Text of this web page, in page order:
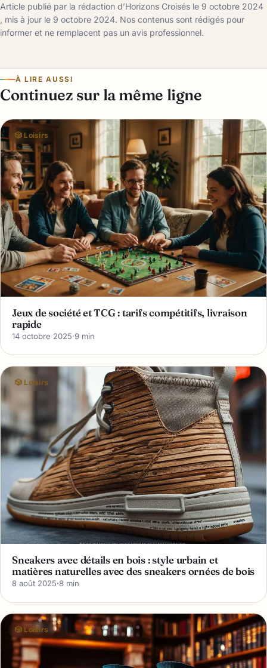
Article publié par la rédaction d’Horizons Croisés le 9 octobre 2024
, mis à jour le 9 octobre 2024. Nos contenus sont rédigés pour
informer et ne remplacent pas un avis professionnel.
À LIRE AUSSI
Continuez sur la même ligne
🎲 Loisirs
Jeux de société et TCG : tarifs compétitifs, livraison
rapide
14 octobre 2025·9 min
🎲 Loisirs
Sneakers avec détails en bois : style urbain et
matières naturelles avec des sneakers ornées de bois
8 août 2025·8 min
🎲 Loisirs